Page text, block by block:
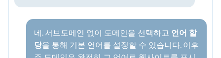
네. 서브도메인 없이 도메인을 선택하고 언어 할
당을 통해 기본 언어를 설정할 수 있습니다. 이후